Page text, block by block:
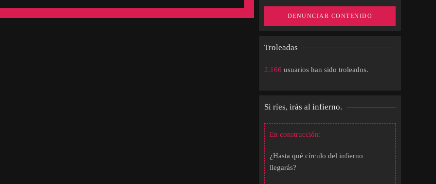
DENUNCIAR CONTENIDO
Troleadas
2.166 usuarios han sido troleados.
Si ríes, irás al infierno.
En construcción:
¿Hasta qué círculo del infierno
llegarás?